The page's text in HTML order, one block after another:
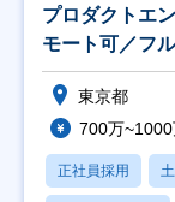
プロダクトエ
モート可／フ
東京都
700万
正社員採用